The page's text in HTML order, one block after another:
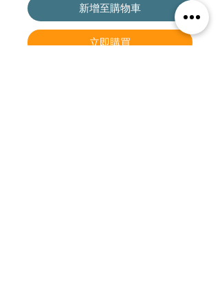
新增至購物車
立即購買